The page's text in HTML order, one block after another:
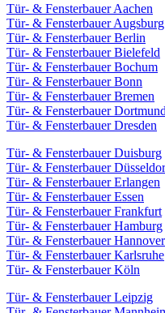
Tür- & Fensterbauer Aachen
Tür- & Fensterbauer Augsburg
Tür- & Fensterbauer Berlin
Tür- & Fensterbauer Bielefeld
Tür- & Fensterbauer Bochum
Tür- & Fensterbauer Bonn
Tür- & Fensterbauer Bremen
Tür- & Fensterbauer Dortmund
Tür- & Fensterbauer Dresden
Tür- & Fensterbauer Duisburg
Tür- & Fensterbauer
Tür- & Fensterbauer Erlangen
Tür- & Fensterbauer Essen
Tür- & Fensterbauer Frankfurt
Tür- & Fensterbauer Hamburg
Tür- & Fensterbauer Hannover
Tür- & Fensterbauer Karlsruhe
Tür- & Fensterbauer Köln
Tür- & Fensterbauer Leipzig